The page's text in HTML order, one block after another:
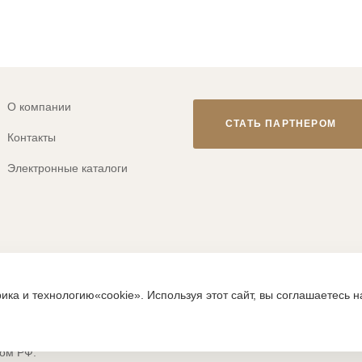
О компании
Контакты
Электронные каталоги
СТАТЬ ПАРТНЕРОМ
clever-style.ru, включая, но не ограничиваясь, текстом,
РФ.
и технологию«cookie». Используя этот сайт, вы соглашаетесь